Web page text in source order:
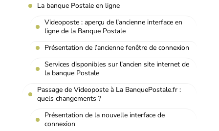
La banque Postale en ligne
Videoposte : aperçu de l’ancienne interface en
ligne de la Banque Postale
Présentation de l’ancienne fenêtre de connexion
Services disponibles sur l’ancien site internet de
la banque Postale
Passage de Videoposte à La BanquePostale.fr :
quels changements ?
Présentation de la nouvelle interface de
connexion